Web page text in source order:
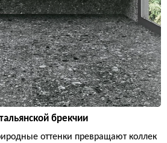
брекчии
оттенки превращают коллек